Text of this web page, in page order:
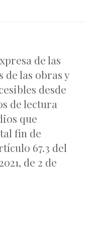
de las
de las obras y
desde
de lectura
que
fin de
67.3 del
de 2 de